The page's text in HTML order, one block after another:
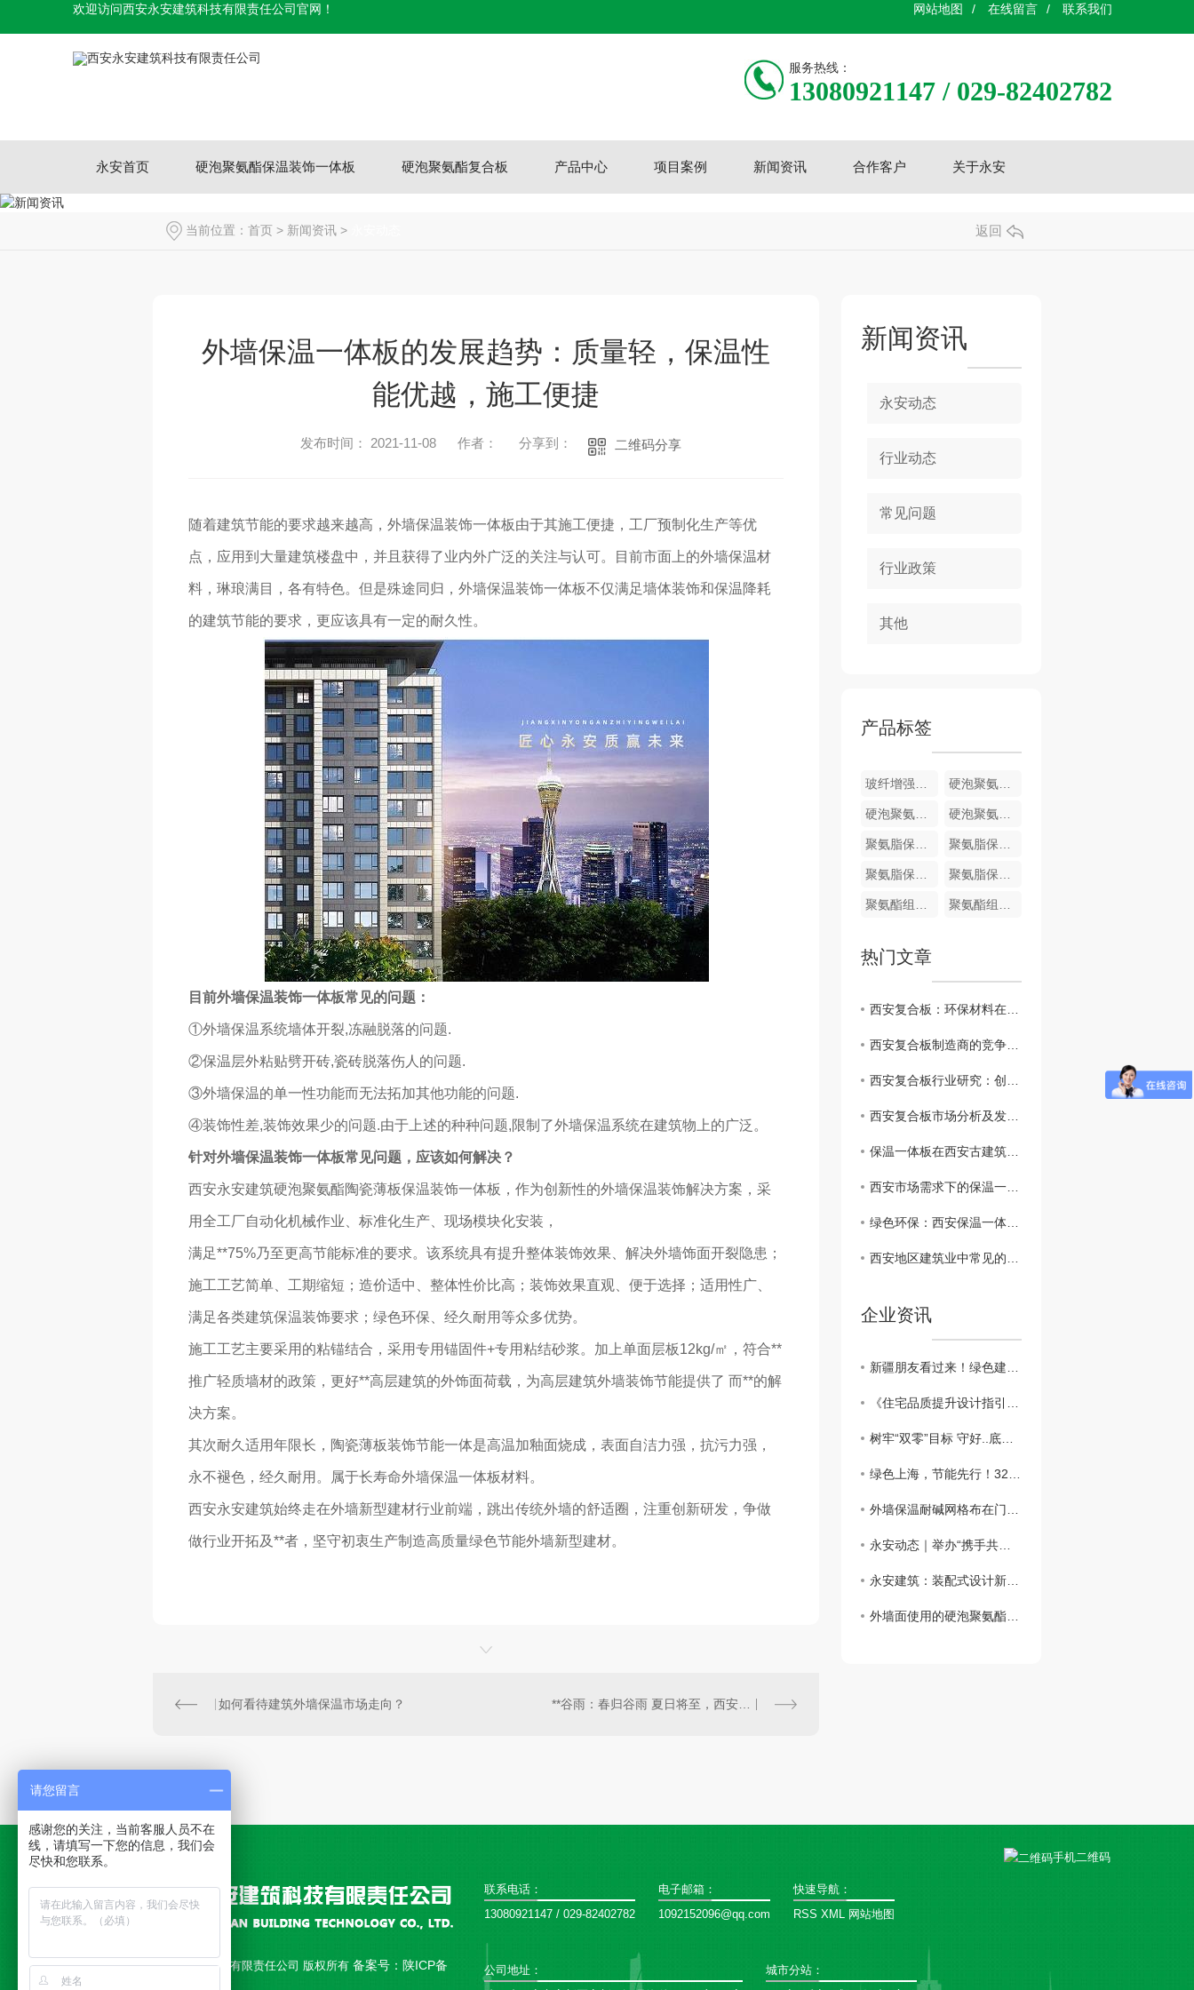
欢迎访问西安永安建筑科技有限责任公司官网！ 网站地图 / 在线留言 / 联系我们
服务热线：
13080921147 / 029-82402782
永安首页 硬泡聚氨酯保温装饰一体板 硬泡聚氨酯复合板 产品中心 项目案例 新闻资讯 合作客户 关于永安
当前位置： 首页 > 新闻资讯 > 返回
外墙保温一体板的发展趋势：质量轻，保温性
能优越，施工便捷
发布时间： 2021-11-08 作者： 分享到： 二维码分享
随着建筑节能的要求越来越高，外墙保温装饰一体板由于其施工便捷，工厂预制化生产等优
点，应用到大量建筑楼盘中，并且获得了业内外广泛的关注与认可。目前市面上的外墙保温材
料，琳琅满目，各有特色。但是殊途同归，外墙保温装饰一体板不仅满足墙体装饰和保温降耗
的建筑节能的要求，更应该具有一定的耐久性。
目前外墙保温装饰一体板常见的问题：
①外墙保温系统墙体开裂,冻融脱落的问题.
②保温层外粘贴劈开砖,瓷砖脱落伤人的问题.
③外墙保温的单一性功能而无法拓加其他功能的问题.
④装饰性差,装饰效果少的问题.由于上述的种种问题,限制了外墙保温系统在建筑物上的广泛。
针对外墙保温装饰一体板常见问题，应该如何解决？
西安永安建筑硬泡聚氨酯陶瓷薄板保温装饰一体板，作为创新性的外墙保温装饰解决方案，采
用全工厂自动化机械作业、标准化生产、现场模块化安装，
满足**75%乃至更高节能标准的要求。该系统具有提升整体装饰效果、解决外墙饰面开裂隐患；
施工工艺简单、工期缩短；造价适中、整体性价比高；装饰效果直观、便于选择；适用性广、
满足各类建筑保温装饰要求；绿色环保、经久耐用等众多优势。
施工工艺主要采用的粘锚结合，采用专用锚固件+专用粘结砂浆。加上单面层板12kg/㎡，符合**
推广轻质墙材的政策，更好**高层建筑的外饰面荷载，为高层建筑外墙装饰节能提供了 而**的解
决方案。
其次耐久适用年限长，陶瓷薄板装饰节能一体是高温加釉面烧成，表面自洁力强，抗污力强，
永不褪色，经久耐用。属于长寿命外墙保温一体板材料。
西安永安建筑始终走在外墙新型建材行业前端，跳出传统外墙的舒适圈，注重创新研发，争做
做行业开拓及**者，坚守初衷生产制造高质量绿色节能外墙新型建材。
如何看待建筑外墙保温市场走向？ **谷雨：春归谷雨 夏日将至，西安永安建筑用品质乘风而上..
新闻资讯
永安动态
行业动态
常见问题
行业政策
其他
产品标签
玻纤增强聚氨酯节能门窗 硬泡聚氨酯复合浅荔枝面陶瓷薄板保温装饰一体板
硬泡聚氨酯复合哑光面陶瓷薄板保温装饰一体板 硬泡聚氨酯陶瓷薄板一体板
聚氨脂保温装饰一体化板 聚氨脂保温装饰一体化板
聚氨脂保温装饰一体化板 聚氨脂保温装饰一体化板
聚氨酯组合料 聚氨酯组合料
热门文章
西安复合板：环保材料在建筑业的崭露头角
西安复合板制造商的竞争优势和挑战
西安复合板行业研究：创新技术与应用前景
西安复合板市场分析及发展趋势
保温一体板在西安古建筑修复中的应用实例分享
西安市场需求下的保温一体板生产和供应情况分析
绿色环保：西安保温一体板在建筑行业的可持续发展
西安地区建筑业中常见的保温一体板材料对比
企业资讯
新疆朋友看过来！绿色建筑新篇章：外墙外保温助力新疆可持续发展
​《住宅品质提升设计指引》：鼓励按照近零能耗建筑建设
树牢“双零”目标 守好..底线，做好外墙保温工程
绿色上海，节能先行！3200万平方米建筑穿上“保温外衣”，外墙保温材料助力城市绿色发展
外墙保温耐碱网格布在门窗口翻包做法？？
永安动态｜举办“携手共进、关怀员工”主题活动
永安建筑：装配式设计新突破，硬泡聚氨酯复合陶瓷薄板一体板方案，成本降低，施工效率高
外墙面使用的硬泡聚氨酯复合陶瓷薄板一体板有何魅力？
Copyright © 西安永安建筑科技有限责任公司 版权所有 备案号： 陕ICP备
联系电话：
13080921147 / 029-82402782
电子邮箱：
1092152096@qq.com
快速导航：
RSS XML 网站地图
公司地址：
城市分站 ：
手机二维码
请您留言
感谢您的关注，当前客服人员不在
线，请填写一下您的信息，我们会
尽快和您联系。